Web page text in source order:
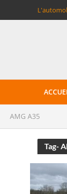
AMG A35
Tag-